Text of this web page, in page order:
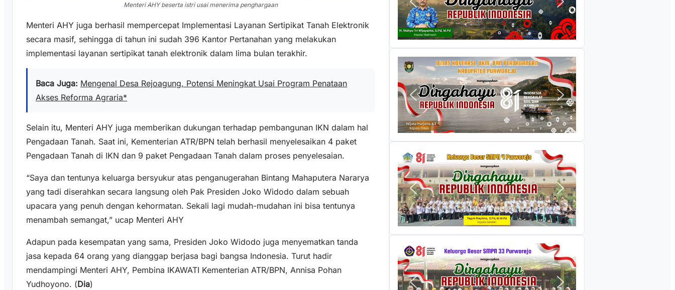
Menteri AHY beserta istri usai menerima penghargaan
Menteri AHY juga berhasil mempercepat Implementasi Layanan Sertipikat Tanah Elektronik
secara masif, sehingga di tahun ini sudah 396 Kantor Pertanahan yang melakukan
implementasi layanan sertipikat tanah elektronik dalam lima bulan terakhir.
Baca Juga: Mengenal Desa Rejoagung, Potensi Meningkat Usai Program Penataan
Akses Reforma Agraria*
Selain itu, Menteri AHY juga memberikan dukungan terhadap pembangunan IKN dalam hal
Pengadaan Tanah. Saat ini, Kementerian ATR/BPN telah berhasil menyelesaikan 4 paket
Pengadaan Tanah di IKN dan 9 paket Pengadaan Tanah dalam proses penyelesaian.
“Saya dan tentunya keluarga bersyukur atas penganugerahan Bintang Mahaputera Nararya
yang tadi diserahkan secara langsung oleh Pak Presiden Joko Widodo dalam sebuah
upacara yang penuh dengan kehormatan. Sekali lagi mudah-mudahan ini bisa tentunya
menambah semangat,” ucap Menteri AHY
Adapun pada kesempatan yang sama, Presiden Joko Widodo juga menyematkan tanda
jasa kepada 64 orang yang dianggap berjasa bagi bangsa Indonesia. Turut hadir
mendampingi Menteri AHY, Pembina IKAWATI Kementerian ATR/BPN, Annisa Pohan
Yudhoyono. (Dia)